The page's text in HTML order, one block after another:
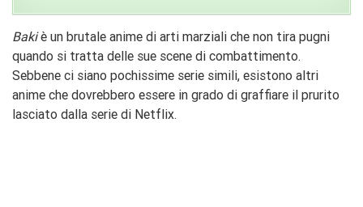
Bakiè un brutale anime di arti marziali che non tira pugni
quando si tratta delle sue scene di combattimento.
Sebbene ci siano pochissime serie simili, esistono altri
anime che dovrebbero essere in grado di graffiare il prurito
lasciato dalla serie di Netflix.